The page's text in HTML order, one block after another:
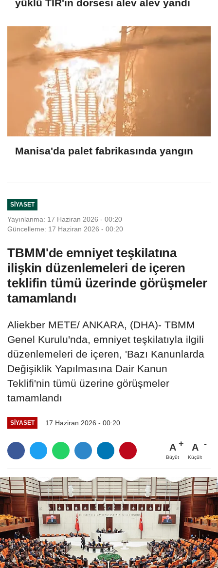
yüklü TIR'ın dorsesi alev alev yandı
Manisa'da palet fabrikasında yangın
SIYASET
Yayınlanma: 17 Haziran 2026 - 00:20
Güncelleme: 17 Haziran 2026 - 00:20
TBMM'de emniyet teşkilatına
ilişkin düzenlemeleri de içeren
teklifin tümü üzerinde görüşmeler
tamamlandı
Aliekber METE/ ANKARA, (DHA)- TBMM
Genel Kurulu'nda, emniyet teşkilatıyla ilgili
düzenlemeleri de içeren, 'Bazı Kanunlarda
Değişiklik Yapılmasına Dair Kanun
Teklifi'nin tümü üzerine görüşmeler
tamamlandı
SIYASET 17 Haziran 2026 - 00:20
A
Büyüt
A
Küçült